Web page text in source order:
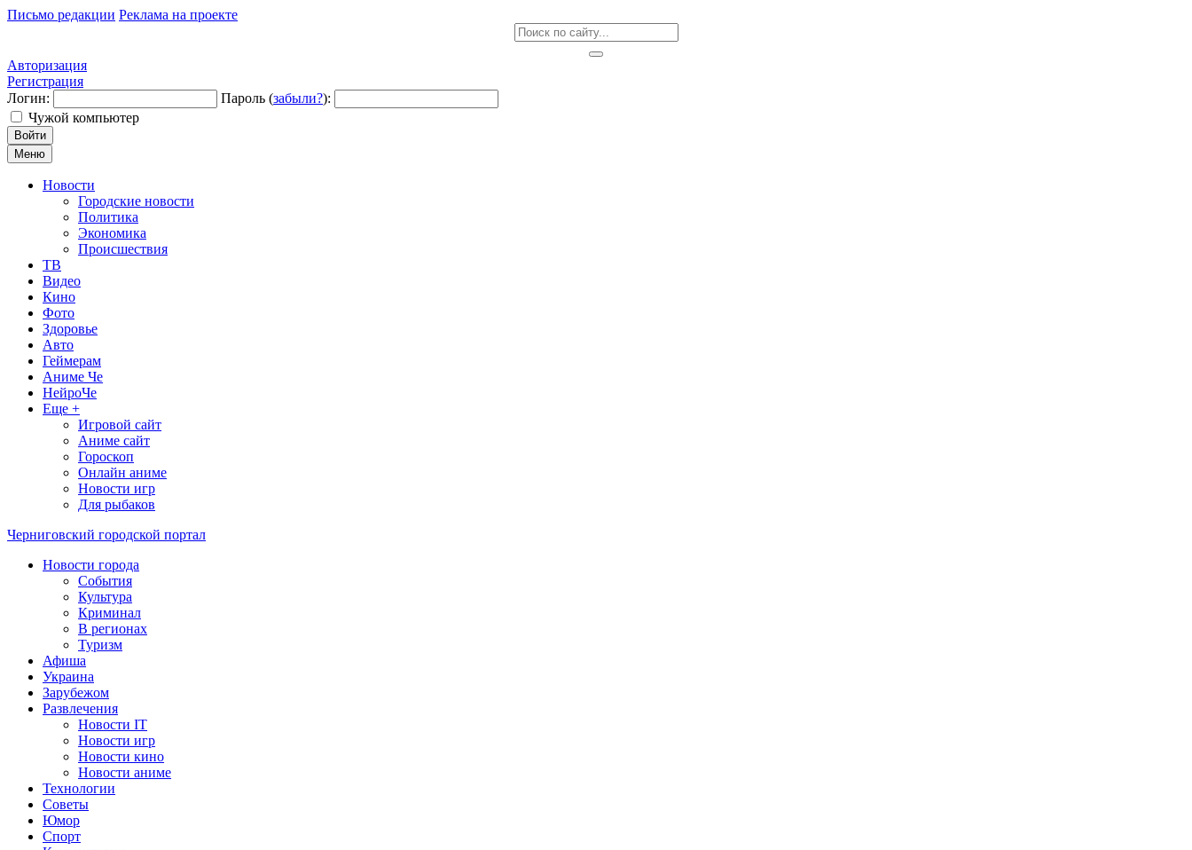
Письмо редакции Реклама на проекте
Авторизация
Регистрация
Логин:
Пароль (забыли?):
Чужой компьютер
Войти
Меню
Новости
Городские новости
Политика
Экономика
Происшествия
ТВ
Видео
Кино
Фото
Здоровье
Авто
Геймерам
Аниме Че
НейроЧе
Еще +
Игровой сайт
Аниме сайт
Гороскоп
Онлайн аниме
Новости игр
Для рыбаков
Черниговский городской портал
Новости города
События
Культура
Криминал
В регионах
Туризм
Афиша
Украина
Зарубежом
Развлечения
Новости IT
Новости игр
Новости кино
Новости аниме
Технологии
Советы
Юмор
Спорт